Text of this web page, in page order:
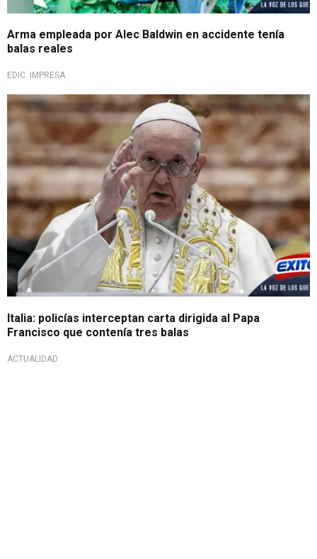
Arma empleada por Alec Baldwin en accidente tenía
balas reales
EDIC. IMPRESA
Italia: policías interceptan carta dirigida al Papa
Francisco que contenía tres balas
ACTUALIDAD